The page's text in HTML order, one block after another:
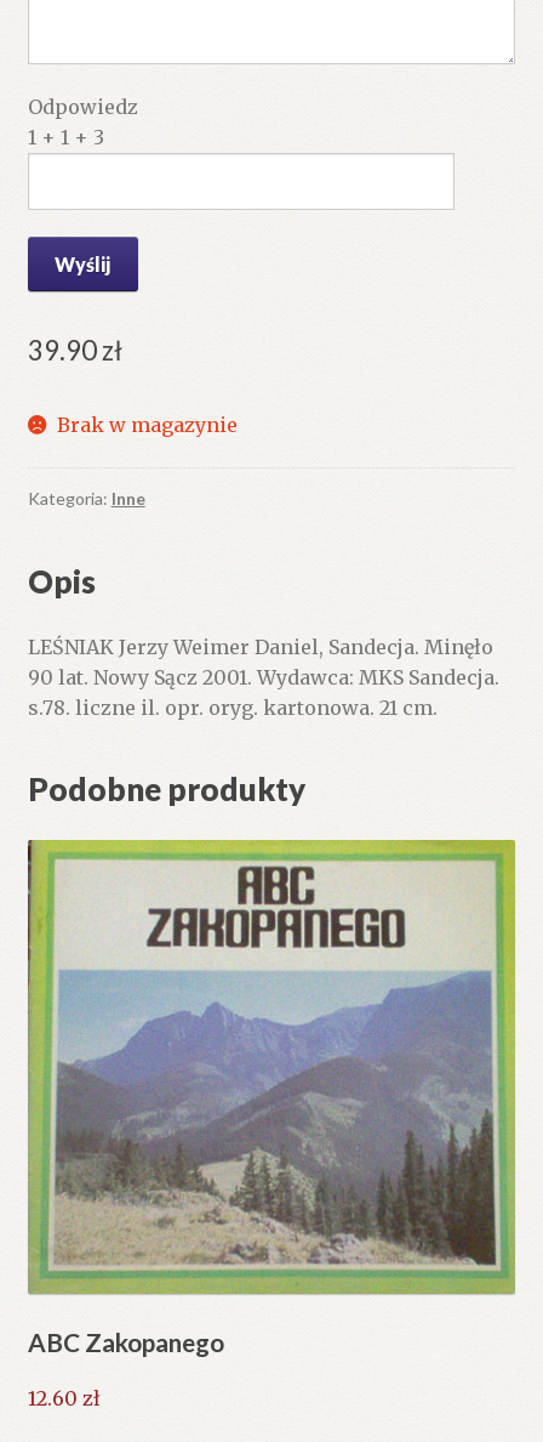
Odpowiedz
1 + 1 + 3
39.90zł
Brak w magazynie
Kategoria: Inne
Opis
LEŚNIAK Jerzy Weimer Daniel, Sandecja. Minęło
90 lat. Nowy Sącz 2001. Wydawca: MKS Sandecja.
s.78. liczne il. opr. oryg. kartonowa. 21 cm.
Podobne produkty
ABC Zakopanego
12.60 zł